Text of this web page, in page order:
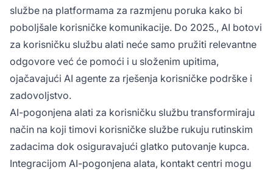
službe na platformama za razmjenu poruka kako bi
poboljšale korisničke komunikacije. Do 2025., AI botovi
za korisničku službu alati neće samo pružiti relevantne
odgovore već će pomoći i u složenim upitima,
ojačavajući AI agente za rješenja korisničke podrške i
zadovoljstvo.
AI-pogonjena alati za korisničku službu transformiraju
način na koji timovi korisničke službe rukuju rutinskim
zadacima dok osiguravajući glatko putovanje kupca.
Integracijom AI-pogonjena alata, kontakt centri mogu